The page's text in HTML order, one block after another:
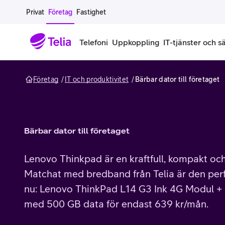
Gå till sidans innehåll
Privat Företag Fastighet
Telefoni
Abonnemang
Mobilt ramavtal
Köp mer surf
Extra simkort
Täckningskarta
Telefoner
Samsung
Mobilskal
Surfplattor
Uppkoppling
Bredband
Bredband fiber
Bredband via mobilnätet
Mobilt bredband
Modem och routrar
IT-tjänster och
IT
IT-support på prenumeration
IT-support per ärende
Datorer
Skärmar och tillbehör
Säkerhet
DDoS
Smart
Smart
Företagserbjudanden
Hackad säkerhetskampanj
Pluskund lojalitetsprogram
Företag IT och produktivitet Bärbar dator till företaget
Bärbar dator till företaget
Lenovo Thinkpad är en kraftfull, kompakt
Matchat med bredband från Telia är den
nu: Lenovo ThinkPad L14 G3 Ink 4G Modul
med 500 GB data för endast 639 kr/mån.